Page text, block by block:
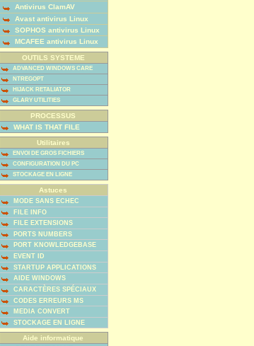
Antivirus ClamAV
Avast antivirus Linux
SOPHOS antivirus Linux
MCAFEE antivirus Linux
OUTILS SYSTEME
ADVANCED WINDOWS CARE
NTREGOPT
HIJACK RETALIATOR
GLARY UTILITIES
PROCESSUS
WHAT IS THAT FILE
Utilitaires
ENVOI DE GROS FICHIERS
CONFIGURATION DU PC
STOCKAGE EN LIGNE
Astuces
MODE SANS ECHEC
FILE INFO
FILE EXTENSIONS
PORTS NUMBERS
PORT KNOWLEDGEBASE
EVENT ID
STARTUP APPLICATIONS
AIDE WINDOWS
CARACTÈRES SPÉCIAUX
CODES ERREURS MS
MEDIA CONVERT
STOCKAGE EN LIGNE
Aide informatique